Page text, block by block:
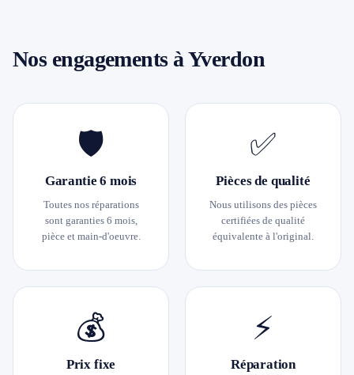
Nos engagements à Yverdon
🛡
Garantie 6 mois
Toutes nos réparations
sont garanties 6 mois,
pièce et main-d'oeuvre.
✅
Pièces de qualité
Nous utilisons des pièces
certifiées de qualité
équivalente à l'original.
💰
Prix fixe
⚡
Réparation